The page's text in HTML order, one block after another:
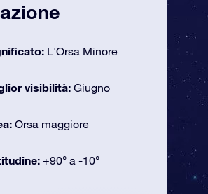
L'Orsa Minore
visibilità: Giugno
Orsa maggiore
+90° a -10°